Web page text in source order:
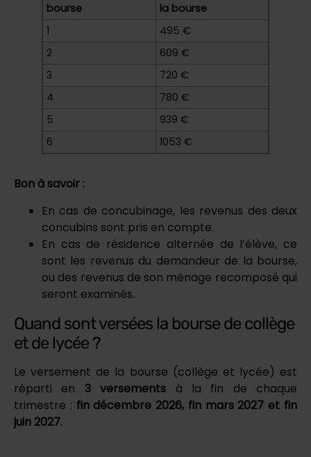
bourse
la bourse
1
495 €
2
609 €
3
720 €
4
780 €
5
939 €
6
1053 €
Bon à savoir :
En cas de concubinage, les revenus des deux
concubins sont pris en compte.
En cas de résidence alternée de l’élève, ce
sont les revenus du demandeur de la bourse,
ou des revenus de son ménage recomposé qui
seront examinés.
Quand sont versées la bourse de collège
et de lycée ?
Le versement de la bourse (collège et lycée) est
réparti en 3 versements à la fin de chaque
trimestre : fin décembre 2026, fin mars 2027 et fin
juin 2027.